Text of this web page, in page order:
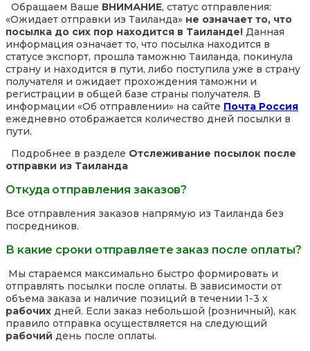
Обращаем Ваше ВНИМАНИЕ, статус отправления:
«Ожидает отправки из Таиланда» не означает то, что
посылка до сих пор находится в Таиланде! Данная
информация означает то, что посылка находится в
статусе экспорт, прошла таможню Таиланда, покинула
страну и находится в пути, либо поступила уже в страну
получателя и ожидает прохождения таможни и
регистрации в общей базе страны получателя. В
информации «Об отправлении» на сайте Почта Россия
ежедневно отображается количество дней посылки в
пути.
Подробнее в разделе Отслеживание посылок после
отправки из Таиланда
Откуда отправления заказов?
Все отправления заказов напрямую из Таиланда без
посредников.
В какие сроки отправляете заказ после оплаты?
Мы стараемся максимально быстро формировать и
отправлять посылки после оплаты. В зависимости от
объема заказа и наличие позиций в течении 1-3 х
рабочих дней. Если заказ небольшой (розничный), как
правило отправка осуществляется на следующий
рабочий день после оплаты.